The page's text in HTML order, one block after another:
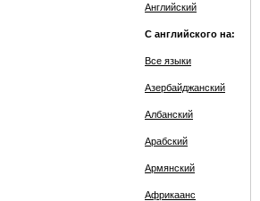
Английский
С английского на:
Все языки
Азербайджанский
Албанский
Арабский
Армянский
Африкаанс